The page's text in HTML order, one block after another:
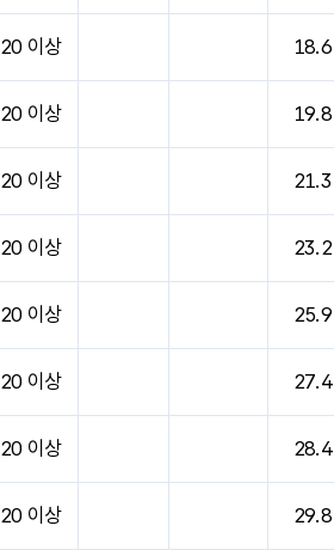
20 이상 18.6
20 이상 19.8
20 이상 21.3
20 이상 23.2
20 이상 25.9
20 이상 27.4
20 이상 28.4
20 이상 29.8